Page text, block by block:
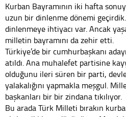
Kurban Bayramının iki hafta
uzun bir dinlenme dönemi
dinlenmeye ihtiyacı var. Ancak
milletin bayramını da zehir etti.
Türkiye’de bir cumhurbaşkanı
atıldı. Ana muhalefet partisine
olduğunu ileri süren bir parti,
yalakalığını yapmakla meşgul.
başkanları bir bir zindana tıkılıyor.
Bu arada Türk Milleti bırakın